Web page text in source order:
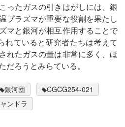
ったガスの引きはがしには、銀
プラズマが重要な役割を果たし
マと銀河が相互作用することで
れていると研究者たちは考えて
れたガスの量は非常に多く、ほ
だろうとみらている。
銀河団
CGCG254-021
ンドラ